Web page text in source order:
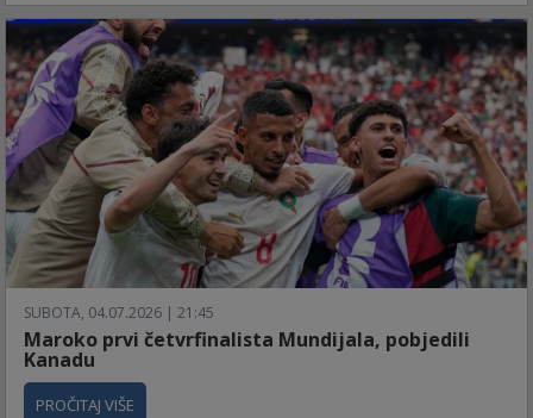
SUBOTA, 04.07.2026 | 21:45
Maroko prvi četvrfinalista Mundijala, pobjedili
Kanadu
PROČITAJ VIŠE